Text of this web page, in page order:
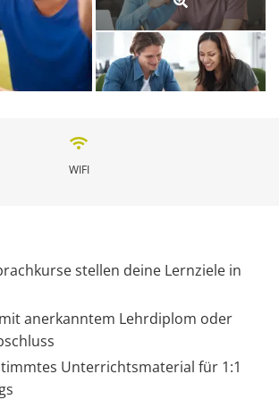
an der At The Teachers Home
ab 1326 CHF.
WIFI
stellen deine Lernziele in
anerkanntem Lehrdiplom oder
Unterrichtsmaterial für 1:1